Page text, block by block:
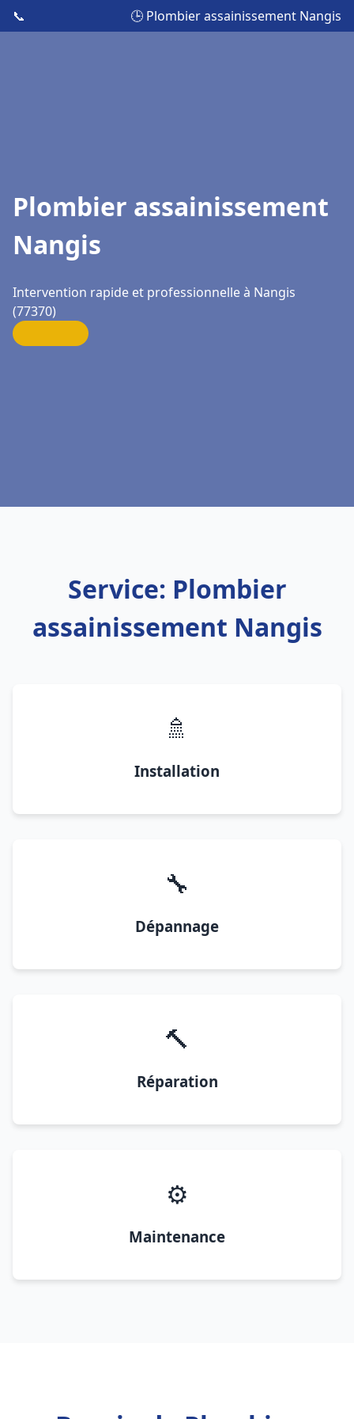
📞 🕒 Plombier assainissement Nangis
Plombier assainissement
Nangis
Intervention rapide et professionnelle à Nangis
(77370)
Service: Plombier
assainissement Nangis
🚿
Installation
🔧
Dépannage
🔨
Réparation
⚙️
Maintenance